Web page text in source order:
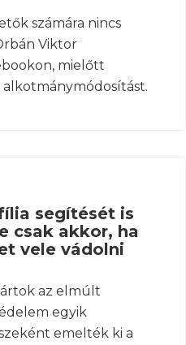
számára nincs
Viktor
mielőtt
segítését is
csak akkor, ha
vele vádolni
az elmúlt
egyik
emelték ki a